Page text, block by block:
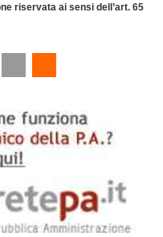
riservata ai sensi dell’art. 65